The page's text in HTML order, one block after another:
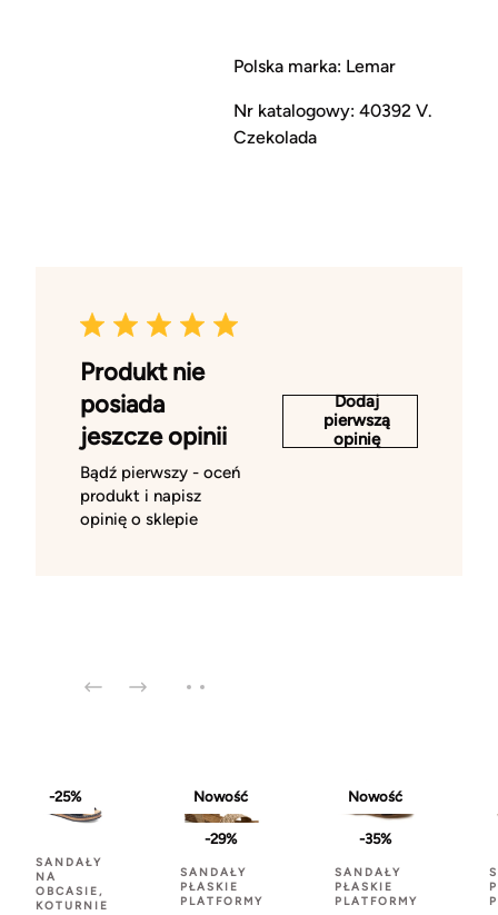
Polska marka: Lemar
Nr katalogowy: 40392 V.
Czekolada
Produkt nie
posiada
jeszcze opinii
Bądź pierwszy - oceń
produkt i napisz
opinię o sklepie
Dodaj
pierwszą
opinię
-25%
SANDAŁY
NA
OBCASIE,
KOTURNIE
Nowość
-29%
SANDAŁY
PŁASKIE
PLATFORMY
Nowość
-35%
SANDAŁY
PŁASKIE
PLATFORMY